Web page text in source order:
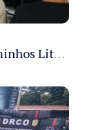
Sejusc participa da 5ª edição do Caminhos Literários com foco na cultura hip-hop nas unidades socioeducativas